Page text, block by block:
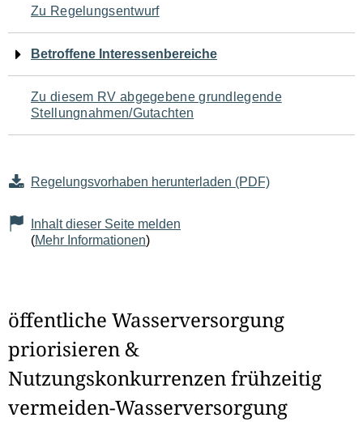
Seiteninhalt
Zu Regelungsentwurf
Betroffene Interessenbereiche
Zu diesem RV abgegebene grundlegende
Stellungnahmen/Gutachten
Regelungsvorhaben herunterladen (PDF)
Inhalt dieser Seite melden
(Mehr Informationen)
öffentliche Wasserversorgung
priorisieren &
Nutzungskonkurrenzen frühzeitig
vermeiden-Wasserversorgung